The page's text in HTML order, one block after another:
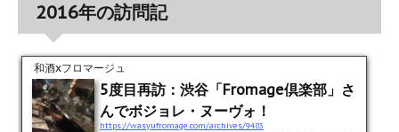
2016年の訪問記
和酒xフロマージュ
5度目再訪：渋谷「Fromage倶楽部」さ
んでボジョレ・ヌーヴォ！
https://wasyufromage.com/archives/9483